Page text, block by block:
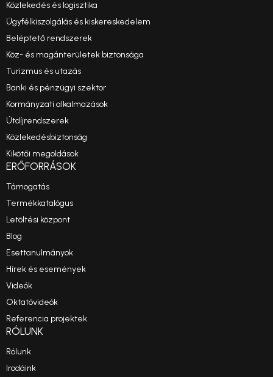
Közlekedés és logisztika
Ügyfélkiszolgálás és kiskereskedelem
Beléptető rendszerek
Köz- és magánterületek biztonsága
Turizmus és utazás
Banki és pénzügyi szektor
Kormányzati alkalmazások
Útdíjrendszerek
Közlekedésbiztonság
Kikötői megoldások
ERŐFORRÁSOK
Támogatás
Termékkatalógus
Letöltési központ
Blog
Esettanulmányok
Hírek és események
Videók
Oktatóvideók
Referencia projektek
RÓLUNK
Rólunk
Irodáink